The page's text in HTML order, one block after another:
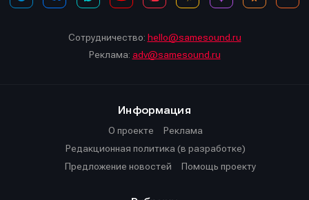
Сотрудничество: hello@samesound.ru
Реклама: adv@samesound.ru
Информация
О проекте
Реклама
Редакционная политика (в разработке)
Предложение новостей
Помощь проекту